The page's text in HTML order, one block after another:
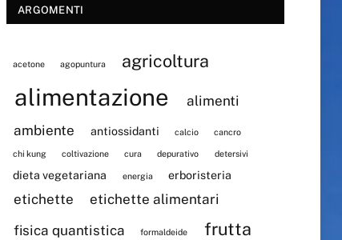
ARGOMENTI
acetone agopuntura agricoltura
alimentazione
alimenti
ambiente
antiossidanti calcio cancro
chi kung coltivazione cura depurativo detersivi
dieta vegetariana energia erboristeria
etichette
etichette alimentari
fisica quantistica
formaldeide frutta